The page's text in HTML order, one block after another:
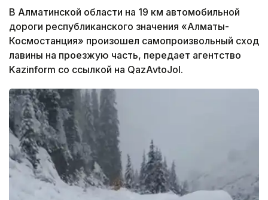
В Алматинской области на 19 км автомобильной
дороги республиканского значения «Алматы-
Космостанция» произошел самопроизвольный сход
лавины на проезжую часть, передает агентство
Kazinform со ссылкой на QazAvtoJol.